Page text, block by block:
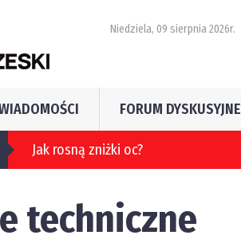
Niedziela, 09 sierpnia 2026r.
FORUM DYSKUSYJNE
zniżki oc?
techniczne